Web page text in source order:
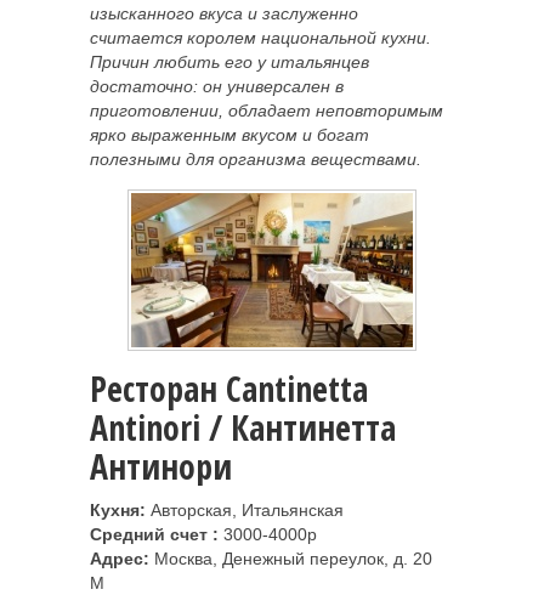
изысканного вкуса и заслуженно
считается королем национальной кухни.
Причин любить его у итальянцев
достаточно: он универсален в
приготовлении, обладает неповторимым
ярко выраженным вкусом и богат
полезными для организма веществами.
Ресторан Cantinetta
Antinori / Кантинетта
Антинори
Кухня: Авторская, Итальянская
Средний счет : 3000-4000р
Адрес: Москва, Денежный переулок, д. 20
M